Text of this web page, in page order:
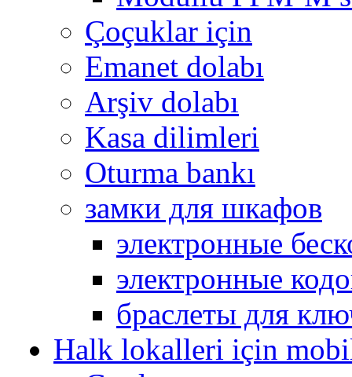
Çoçuklar için
Emanet dolabı
Arşiv dolabı
Kasa dilimleri
Oturma bankı
замки для шкафов
электронные
электронные
браслеты для
Halk lokalleri için